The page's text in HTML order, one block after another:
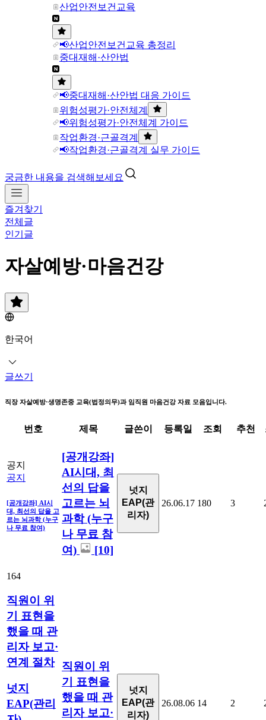
산업안전보건교육
📢산업안전보건교육 총정리
중대재해·산안법
📢중대재해·산안법 대응 가이드
위험성평가·안전체계
📢위험성평가·안전체계 가이드
작업환경·근골격계
📢작업환경·근골격계 실무 가이드
궁금한 내용을 검색해보세요
즐겨찾기
전체글
인기글
자살예방·마음건강
한국어
글쓰기
직장 자살예방·생명존중 교육(법정의무)과 임직원 마음건강 자료 모음입니다.
번호 제목 글쓴이 등록일 조회 추천
공지
공지
[공개강좌] AI시
대, 최선의 답을 고
르는 뇌과학 (누구
나 무료 참여)
[공개강좌]
AI시대, 최
선의 답을
고르는 뇌
과학 (누구
나 무료 참
여)
[10]
넛지
EAP(관
리자)
26.06.17 180 3
164
직원이 위
기 표현을
했을 때 관
리자 보고·
연계 절차
넛지
EAP(관리
직원이 위
기 표현을
했을 때 관
리자 보고·
넛지
EAP(관
리자)
26.08.06 14 2